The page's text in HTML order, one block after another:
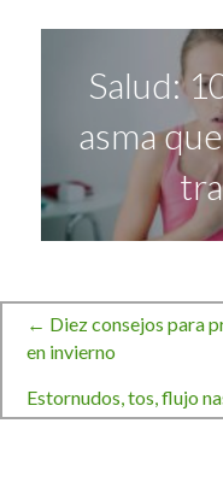
Salud:
asma
de
← Diez consejos para
en invierno
Estornudos, tos, flujo